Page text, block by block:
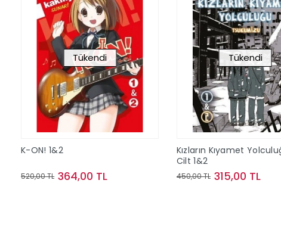
Tükendi
K-ON! 1&2
520,00 TL 364,00 TL
Tükendi
Kızların Kıyamet
Cilt 1&2
450,00 TL 315,00 TL